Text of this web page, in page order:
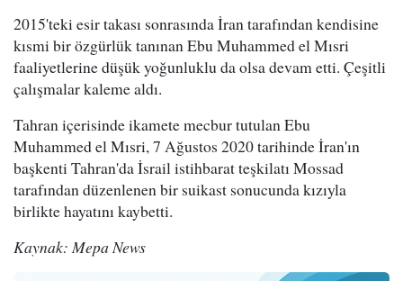
2015'teki esir takası sonrasında İran tarafından kendisine
kısmi bir özgürlük tanınan Ebu Muhammed el Mısri
faaliyetlerine düşük yoğunluklu da olsa devam etti. Çeşitli
çalışmalar kaleme aldı.
Tahran içerisinde ikamete mecbur tutulan Ebu
Muhammed el Mısri, 7 Ağustos 2020 tarihinde İran'ın
başkenti Tahran'da İsrail istihbarat teşkilatı Mossad
tarafından düzenlenen bir suikast sonucunda kızıyla
birlikte hayatını kaybetti.
Kaynak: Mepa News